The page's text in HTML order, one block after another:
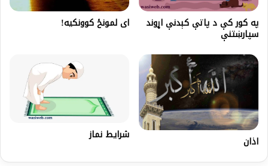
په کور کې د پاتې کېدنې اړوند
سپارښتنې
ای لمونځ کوونکیه!
اذان شرایط نماز